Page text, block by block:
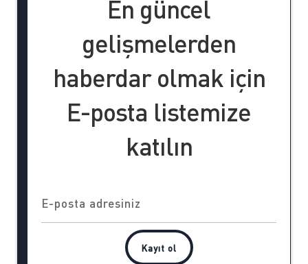
En güncel
gelişmelerden
haberdar olmak için
E-posta listemize
katılın